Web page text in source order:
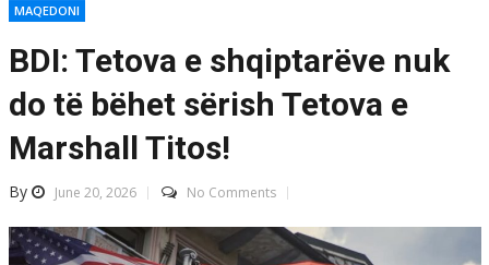
MAQEDONI
BDI: Tetova e shqiptarëve nuk
do të bëhet sërish Tetova e
Marshall Titos!
By June 20, 2026 No Comments